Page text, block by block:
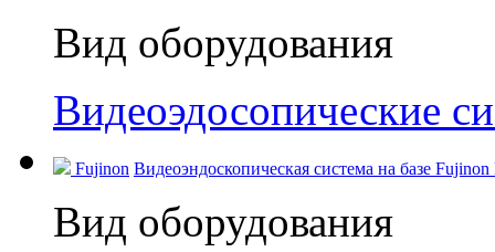
Вид оборудования
Видеоэдосопические
Fujinon Видеоэндоскопическая система на базе
Вид оборудования